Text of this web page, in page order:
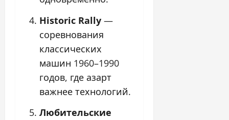
Historic Rally —
соревнования
классических
машин 1960–1990
годов, где азарт
важнее технологий.
Любительские